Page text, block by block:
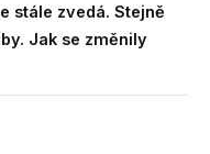
stále zvedá. Stejně
Jak se změnily